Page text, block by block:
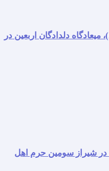
دلدادگان اربعین در
در شیراز سومین حرم اهل